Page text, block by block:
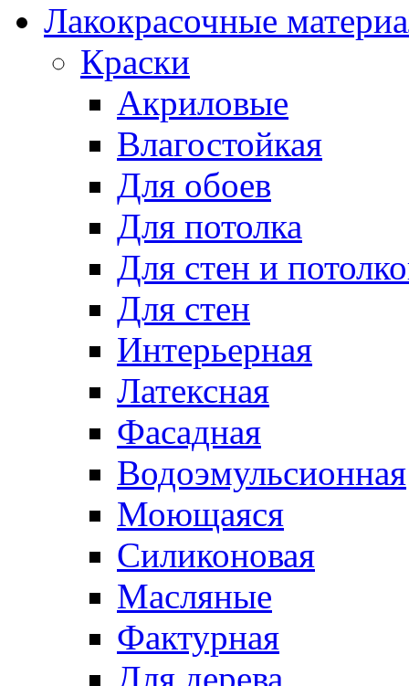
Лакокрасочные
Краски
Акриловые
Влагостойкая
Для обоев
Для потолка
Для стен и
Для стен
Интерьерная
Латексная
Фасадная
Водоэмульсионная
Моющаяся
Силиконовая
Масляные
Фактурная